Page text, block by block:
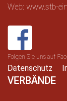
Web: www.stb-
Folgen Sie uns auf
Datenschutz
VERBÄNDE